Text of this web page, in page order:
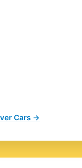
Cars →